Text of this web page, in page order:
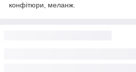
конфітюри, меланж.